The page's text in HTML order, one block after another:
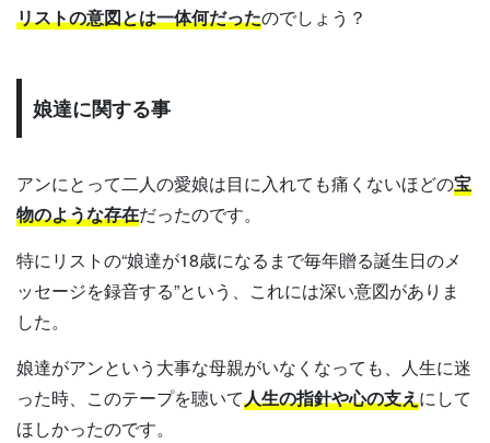
リストの意図とは一体何だったのでしょう？
娘達に関する事
アンにとって二人の愛娘は目に入れても痛くないほどの宝
物のような存在だったのです。
特にリストの“娘達が18歳になるまで毎年贈る誕生日のメ
ッセージを録音する”という、これには深い意図がありま
した。
娘達がアンという大事な母親がいなくなっても、人生に迷
った時、このテープを聴いて人生の指針や心の支えにして
ほしかったのです。